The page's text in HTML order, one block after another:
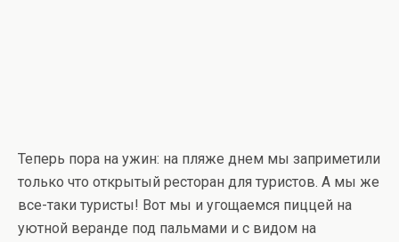
Теперь пора на ужин: на пляже днем мы заприметили
только что открытый ресторан для туристов. А мы же
все-таки туристы! Вот мы и угощаемся пиццей на
уютной веранде под пальмами и с видом на